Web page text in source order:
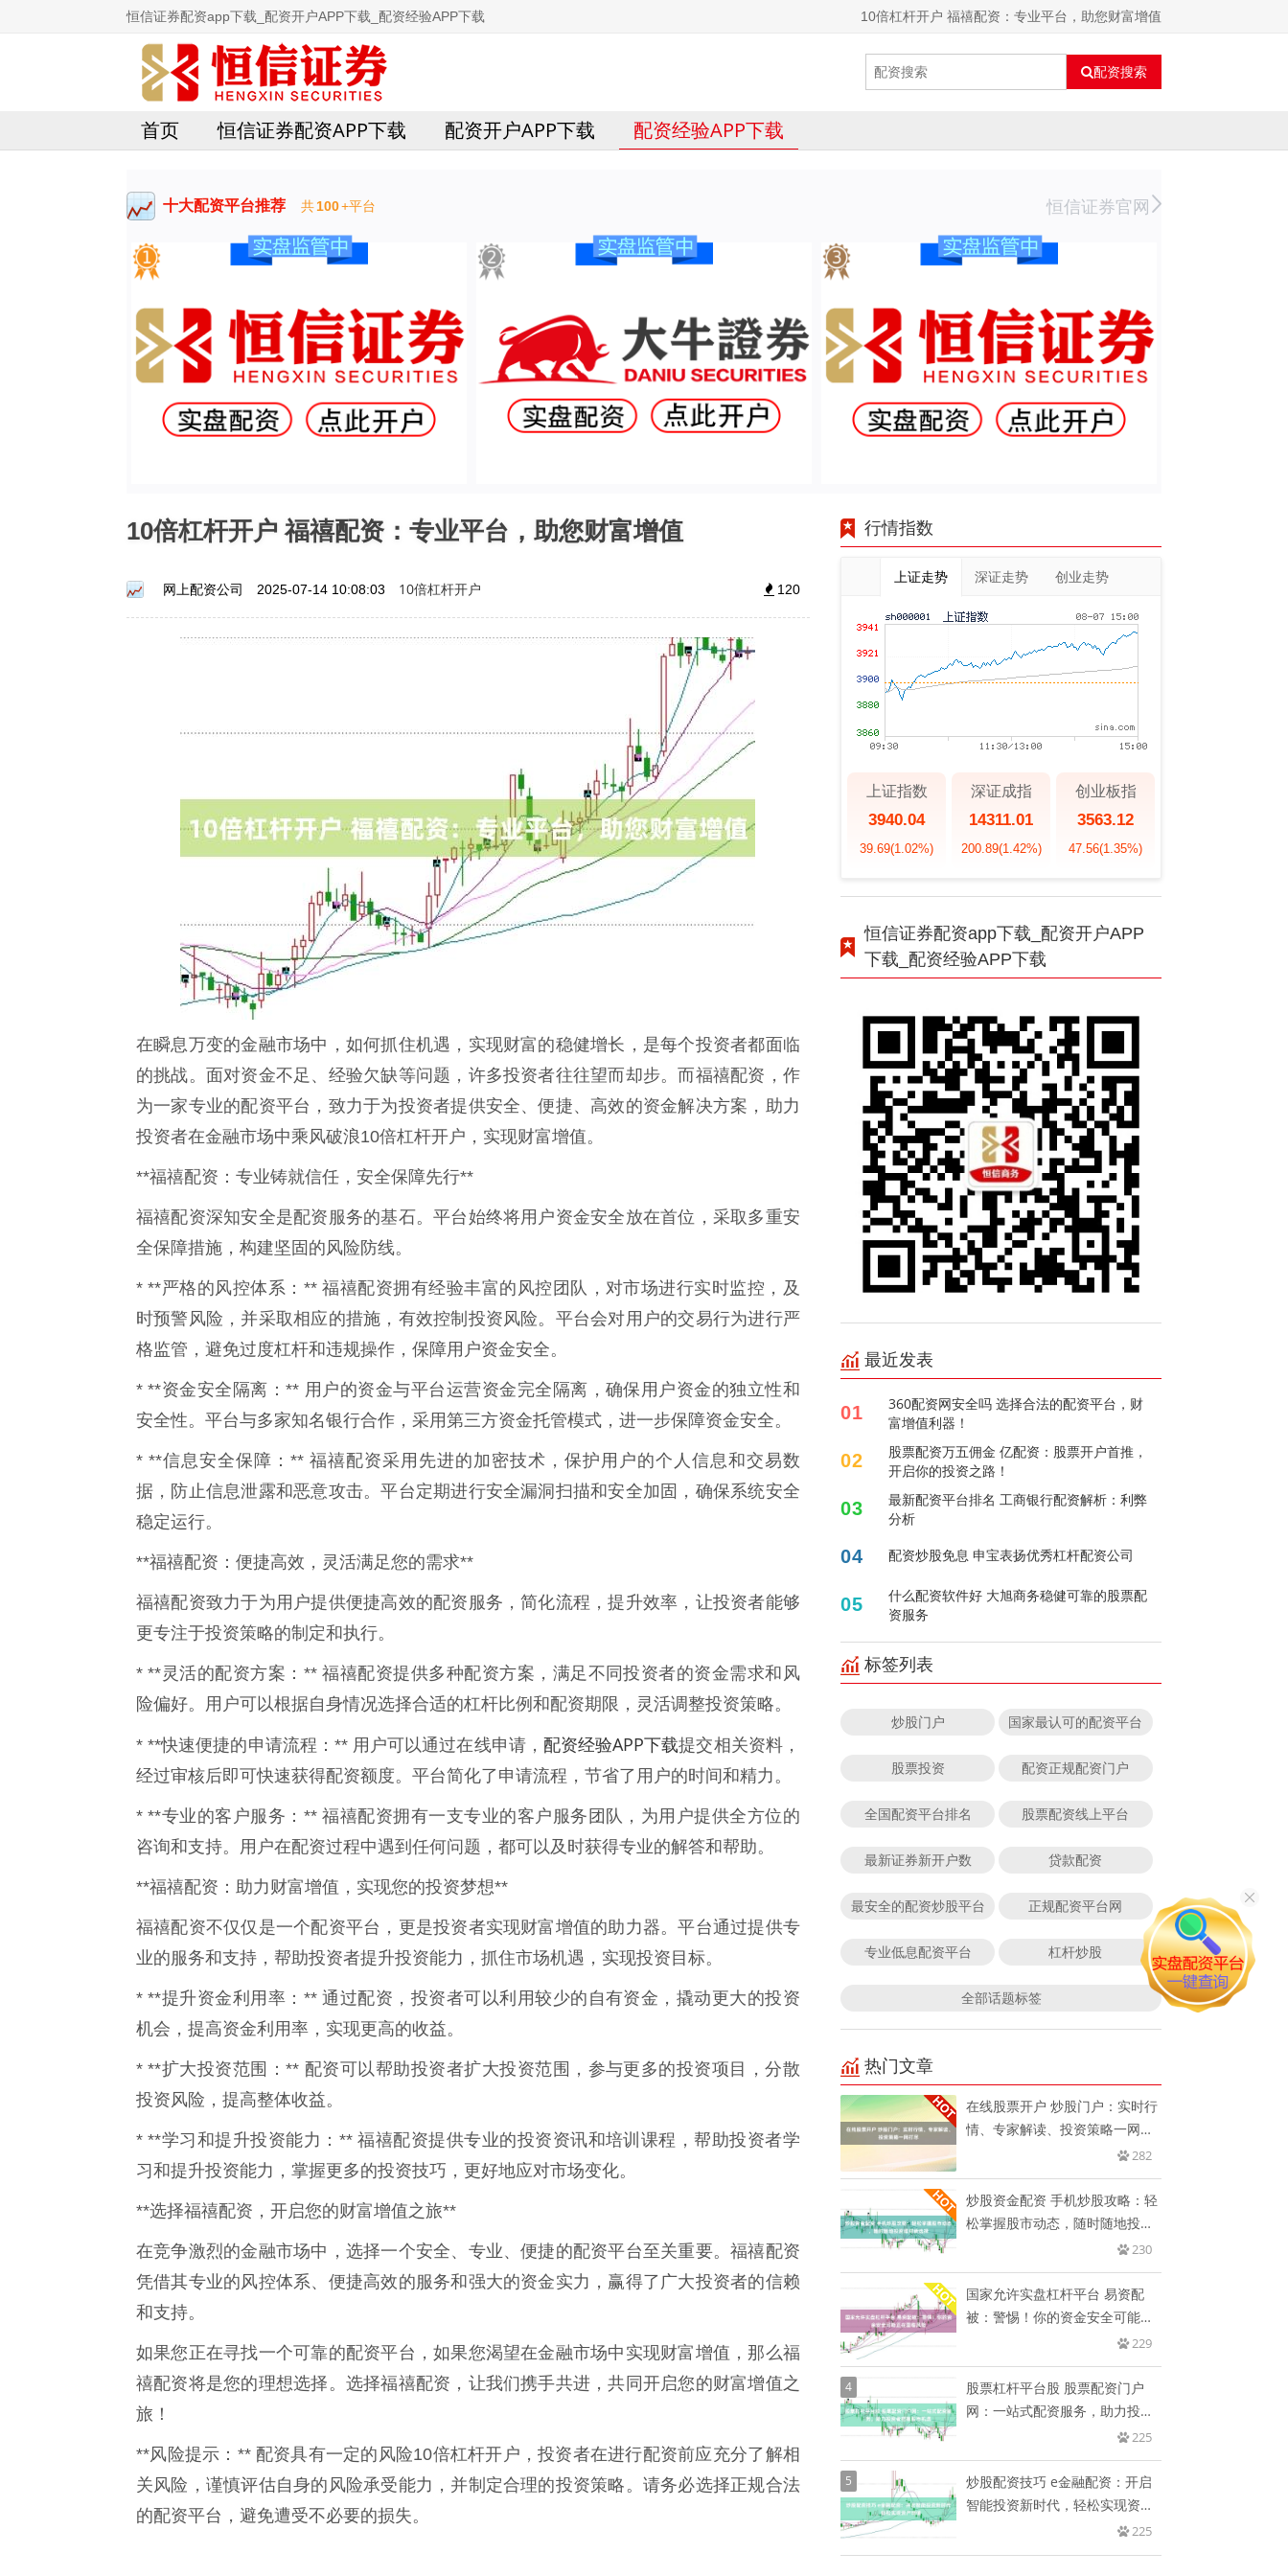
恒信证券配资app下载_配资开户APP下载_配资经验APP下载 10倍杠杆开户 福禧配资：专业平台，助您财富增值
配资搜索
首页 恒信证券配资APP下载 配资开户APP下载 配资经验APP下载
十大配资平台推荐 共100+平台 恒信证券官网
10倍杠杆开户 福禧配资：专业平台，助您财富增值
网上配资公司 2025-07-14 10:08:03 10倍杠杆开户 120
在瞬息万变的金融市场中，如何抓住机遇，实现财富的稳健增长，是每个投资者都面临
的挑战。面对资金不足、经验欠缺等问题，许多投资者往往望而却步。而福禧配资，作
为一家专业的配资平台，致力于为投资者提供安全、便捷、高效的资金解决方案，助力
投资者在金融市场中乘风破浪10倍杠杆开户，实现财富增值。
**福禧配资：专业铸就信任，安全保障先行**
福禧配资深知安全是配资服务的基石。平台始终将用户资金安全放在首位，采取多重安
全保障措施，构建坚固的风险防线。
* **严格的风控体系：** 福禧配资拥有经验丰富的风控团队，对市场进行实时监控，及
时预警风险，并采取相应的措施，有效控制投资风险。平台会对用户的交易行为进行严
格监管，避免过度杠杆和违规操作，保障用户资金安全。
* **资金安全隔离：** 用户的资金与平台运营资金完全隔离，确保用户资金的独立性和
安全性。平台与多家知名银行合作，采用第三方资金托管模式，进一步保障资金安全。
* **信息安全保障：** 福禧配资采用先进的加密技术，保护用户的个人信息和交易数
据，防止信息泄露和恶意攻击。平台定期进行安全漏洞扫描和安全加固，确保系统安全
稳定运行。
**福禧配资：便捷高效，灵活满足您的需求**
福禧配资致力于为用户提供便捷高效的配资服务，简化流程，提升效率，让投资者能够
更专注于投资策略的制定和执行。
* **灵活的配资方案：** 福禧配资提供多种配资方案，满足不同投资者的资金需求和风
险偏好。用户可以根据自身情况选择合适的杠杆比例和配资期限，灵活调整投资策略。
* **快速便捷的申请流程：** 用户可以通过在线申请， 配资经验APP下载提交相关资料，
经过审核后即可快速获得配资额度。平台简化了申请流程，节省了用户的时间和精力。
* **专业的客户服务：** 福禧配资拥有一支专业的客户服务团队，为用户提供全方位的
咨询和支持。用户在配资过程中遇到任何问题，都可以及时获得专业的解答和帮助。
**福禧配资：助力财富增值，实现您的投资梦想**
福禧配资不仅仅是一个配资平台，更是投资者实现财富增值的助力器。平台通过提供专
业的服务和支持，帮助投资者提升投资能力，抓住市场机遇，实现投资目标。
* **提升资金利用率：** 通过配资，投资者可以利用较少的自有资金，撬动更大的投资
机会，提高资金利用率，实现更高的收益。
* **扩大投资范围：** 配资可以帮助投资者扩大投资范围，参与更多的投资项目，分散
投资风险，提高整体收益。
* **学习和提升投资能力：** 福禧配资提供专业的投资资讯和培训课程，帮助投资者学
习和提升投资能力，掌握更多的投资技巧，更好地应对市场变化。
**选择福禧配资，开启您的财富增值之旅**
在竞争激烈的金融市场中，选择一个安全、专业、便捷的配资平台至关重要。福禧配资
凭借其专业的风控体系、便捷高效的服务和强大的资金实力，赢得了广大投资者的信赖
和支持。
如果您正在寻找一个可靠的配资平台，如果您渴望在金融市场中实现财富增值，那么福
禧配资将是您的理想选择。选择福禧配资，让我们携手共进，共同开启您的财富增值之
旅！
**风险提示：** 配资具有一定的风险10倍杠杆开户，投资者在进行配资前应充分了解相
关风险，谨慎评估自身的风险承受能力，并制定合理的投资策略。请务必选择正规合法
的配资平台，避免遭受不必要的损失。
行情指数
上证走势 深证走势 创业走势
上证指数
3940.04
39.69(1.02%)
深证成指
14311.01
200.89(1.42%)
创业板指
3563.12
47.56(1.35%)
恒信证券配资app下载_配资开户APP
下载_配资经验APP下载
最近发表
01
360配资网安全吗 选择合法的配资平台，财
富增值利器！
02
股票配资万五佣金 亿配资：股票开户首推，
开启你的投资之路！
03
最新配资平台排名 工商银行配资解析：利弊
分析
04 配资炒股免息 申宝表扬优秀杠杆配资公司
05
什么配资软件好 大旭商务稳健可靠的股票配
资服务
标签列表
炒股门户 国家最认可的配资平台
股票投资 配资正规配资门户
全国配资平台排名 股票配资线上平台
最新证券新开户数 贷款配资
最安全的配资炒股平台 正规配资平台网
专业低息配资平台 杠杆炒股
全部话题标签
热门文章
在线股票开户 炒股门户：实时行
情、专家解读、投资策略一网打
282
炒股资金配资 手机炒股攻略：轻
松掌握股市动态，随时随地投资
230
国家允许实盘杠杆平台 易资配
被：警惕！你的资金安全可能正
229
4
股票杠杆平台股 股票配资门户
网：一站式配资服务，助力投资
225
5
炒股配资技巧 e金融配资：开启
智能投资新时代，轻松实现资产
225